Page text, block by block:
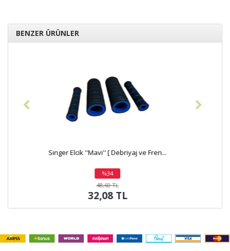
BENZER ÜRÜNLER
Singer Elcik ''Kırmızı'' [ Uzun ] - ADET
indirim
38,88 TL
26,73 TL